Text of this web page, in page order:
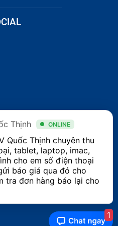
Thịnh ONLINE
Quốc Thịnh chuyên thu
tablet, laptop, imac,
cho em số điện thoại
báo giá qua đó cho
tra đơn hàng báo lại cho
1